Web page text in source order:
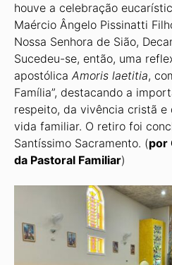
houve a celebra­ção
Maércio Ângelo Pissinatti
Nossa Senhora de Sião,
Sucedeu-se, então, uma
apostólica Amoris laetitia,
Família”, destacan­do a
respeito, da vivência cristã e
vida familiar. O retiro foi
Santíssimo Sacramento. (por
da Pastoral Familiar)